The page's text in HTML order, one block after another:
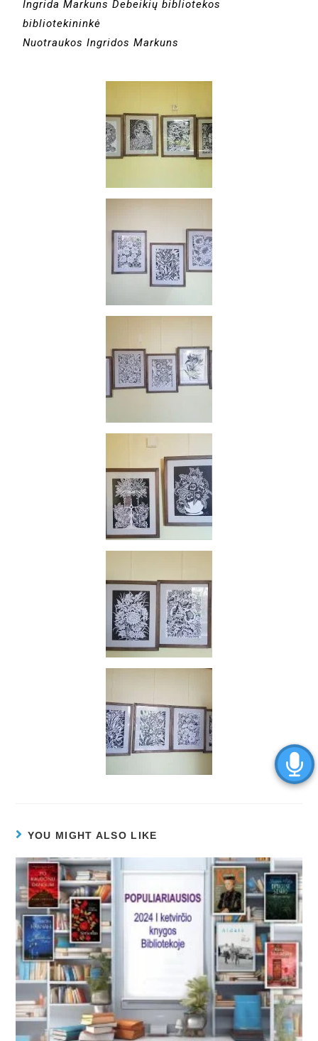
Ingrida Markuns Debeikių bibliotekos
bibliotekininkė
Nuotraukos Ingridos Markuns
YOU MIGHT ALSO LIKE